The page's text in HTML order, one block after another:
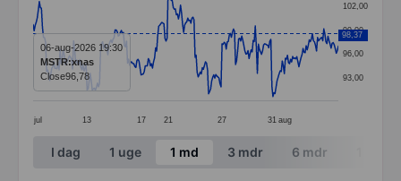
Line chart with 295 data points.
The chart has 1 X axis displaying categories.
The chart has 1 Y axis displaying values. Data
jul 13 17 21 27 31 aug
93,00
96,00
99,00
102,00
98,37
06-aug-2026 19:30
MSTR:xnas
Close96,78
End of interactive chart.
I dag 1 uge 1 md 3 mdr 6 mdr